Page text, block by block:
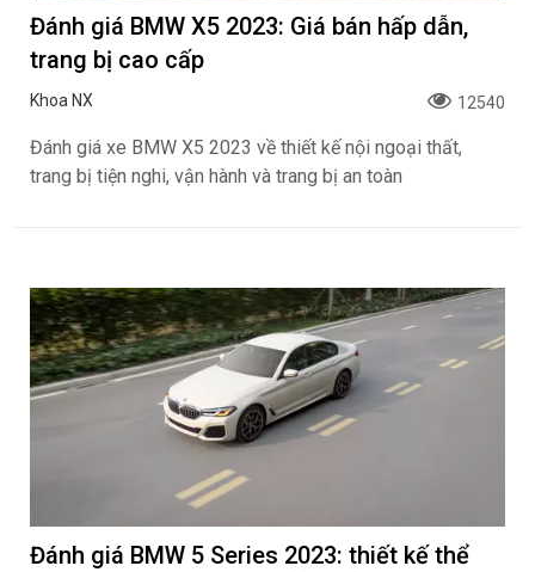
Đánh giá BMW X5 2023: Giá bán hấp dẫn,
trang bị cao cấp
Khoa NX 12540
Đánh giá xe BMW X5 2023 về thiết kế nội ngoại thất,
trang bị tiện nghi, vận hành và trang bị an toàn
Đánh giá BMW 5 Series 2023: thiết kế thể